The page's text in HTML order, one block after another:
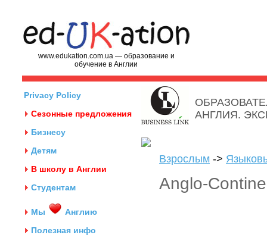
www.edukation.com.ua — образование и
обучение в Англии
Privacy Policy
Сезонные предложения
Бизнесу
Детям
В школу в Англии
Студентам
Мы
Англию
Полезная инфо
АНГЛИЯ.
Взрослым ->
Anglo-